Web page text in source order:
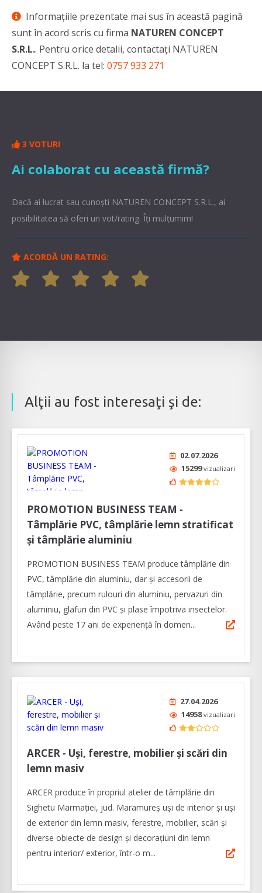
Informaţiile prezentate mai sus în această pagină
sunt în acord scris cu firma NATUREN CONCEPT
S.R.L.. Pentru orice detalii, contactaţi NATUREN
CONCEPT S.R.L. la tel: 0757 933 271
3 VOTURI
Ai colaborat cu această firmă?
Dacă ai lucrat sau cunoşti NATUREN CONCEPT S.R.L., ai
posibilitatea să oferi un vot/rating. Îți mulțumim!
ACORDĂ UN RATING:
Alţii au fost interesaţi şi de:
02.07.2026
15299vizualizari
PROMOTION BUSINESS TEAM -
Tâmplărie PVC, tâmplărie lemn stratificat
și tâmplărie aluminiu
PROMOTION BUSINESS TEAM produce tâmplărie din
PVC, tâmplărie din aluminiu, dar și accesorii de
tâmplărie, precum rulouri din aluminiu, pervazuri din
aluminiu, glafuri din PVC și plase împotriva insectelor.
Având peste 17 ani de experiență în domen...
27.04.2026
14958vizualizari
ARCER - Uși, ferestre, mobilier și scări din
lemn masiv
ARCER produce în propriul atelier de tâmplărie din
Sighetu Marmației, jud. Maramureș uși de interior și uși
de exterior din lemn masiv, ferestre, mobilier, scări și
diverse obiecte de design și decorațiuni din lemn
pentru interior/ exterior, într-o m...